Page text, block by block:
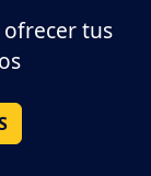
tus